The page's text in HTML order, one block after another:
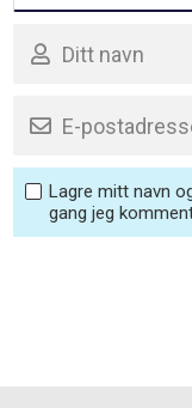
Lagre mitt navn
gang jeg